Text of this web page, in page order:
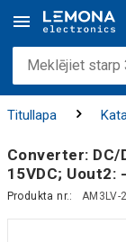
Titullapa
Converter: DC/
15VDC; Uout2:
Produkta nr.: AM3LV-